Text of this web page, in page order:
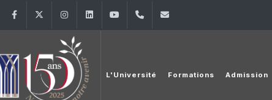
FacebookTwitter InstagramLinkedInYouTube+961 (1) 421 000
L'Université Formations Admission